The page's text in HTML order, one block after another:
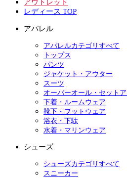
アウトレット
レディース TOP
アパレル
アパレルカテゴリすべて
トップス
パンツ
ジャケット・アウター
スーツ
オーバーオール・セット
下着・ルームウェア
靴下・フットウェア
浴衣・下駄
水着・マリンウェア
シューズ
シューズカテゴリすべて
スニーカー